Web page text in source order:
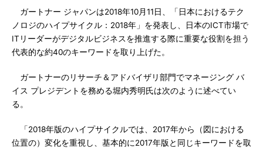
ガートナー ジャパンは2018年10月11日、「日本におけるテク
ノロジのハイプサイクル：2018年」を発表し、日本のICT市場で
ITリーダーがデジタルビジネスを推進する際に重要な役割を担う
代表的な約40のキーワードを取り上げた。
ガートナーのリサーチ＆アドバイザリ部門でマネージング バ
イス プレジデントを務める堀内秀明氏は次のように述べてい
る。
「2018年版のハイプサイクルでは、2017年から（図における
位置の）変化を重視し、基本的に2017年版と同じキーワードを取